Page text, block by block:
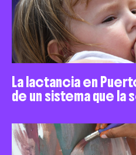
La lactancia en
de un sistema que la